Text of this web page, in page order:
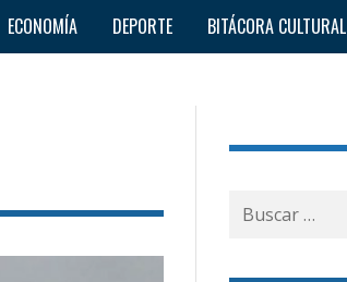
ECONOMÍA DEPORTE BITÁCORA CULTURAL
Buscar
por: